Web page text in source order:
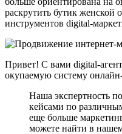
раскрутить бутик
инструментов digital-
Привет! С вами digital-
окупаемую систему
Наша экспертность
кейсами по
еще больше
можете найти в